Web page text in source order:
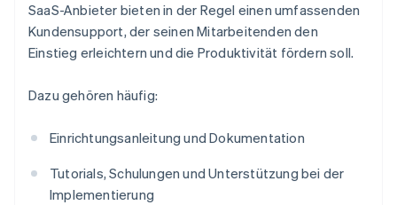
SaaS-Anbieter bieten in der Regel einen umfassenden
Kundensupport, der seinen Mitarbeitenden den
Einstieg erleichtern und die Produktivität fördern soll.
Dazu gehören häufig:
Einrichtungsanleitung und Dokumentation
Tutorials, Schulungen und Unterstützung bei der
Implementierung